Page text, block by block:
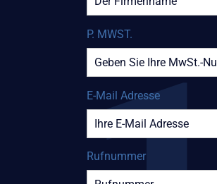
P. MWST.
E-Mail Adresse
Rufnummer